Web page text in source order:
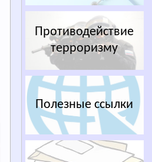
Противодействие
терроризму
Полезные ссылки